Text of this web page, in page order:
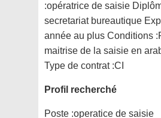
:opératrice de saisie
secretariat bureautique
année au plus Conditions
maitrise de la saisie en
Type de contrat :CI
Profil recherché
Poste :operatice de saisie